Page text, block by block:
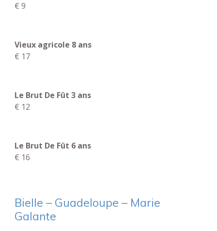
€ 9
Vieux agricole 8 ans
€ 17
Le Brut De Fût 3 ans
€ 12
Le Brut De Fût 6 ans
€ 16
Bielle – Guadeloupe – Marie
Galante